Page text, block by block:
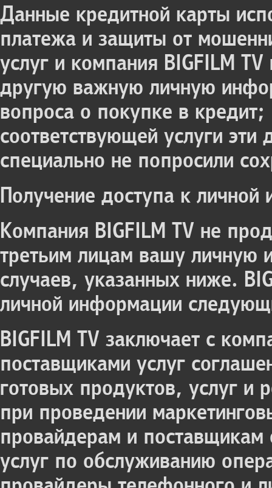
Данные кредитной карты
платежа и защиты от
услуг и компания BIGFILM
другую важную личную
вопроса о покупке в кредит;
соответствующей услуги
специально не попросили
Получение доступа к
Компания BIGFILM TV не
третьим лицам вашу личную
случаев, указанных ниже.
личной информации
BIGFILM TV заключает с
поставщиками услуг
готовых продуктов, услуг и
при проведении
провайдерам и поставщикам
услуг по обслуживанию